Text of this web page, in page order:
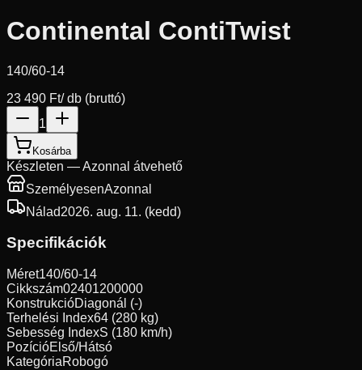
Continental ContiTwist
140/60-14
23 490 Ft/ db (bruttó)
1
Kosárba
Készleten — Azonnal átvehető
SzemélyesenAzonnal
Nálad2026. aug. 11. (kedd)
Specifikációk
Méret140/60-14
Cikkszám02401200000
KonstrukcióDiagonál (-)
Terhelési Index64 (280 kg)
Sebesség IndexS (180 km/h)
PozícióElső/Hátsó
KategóriaRobogó